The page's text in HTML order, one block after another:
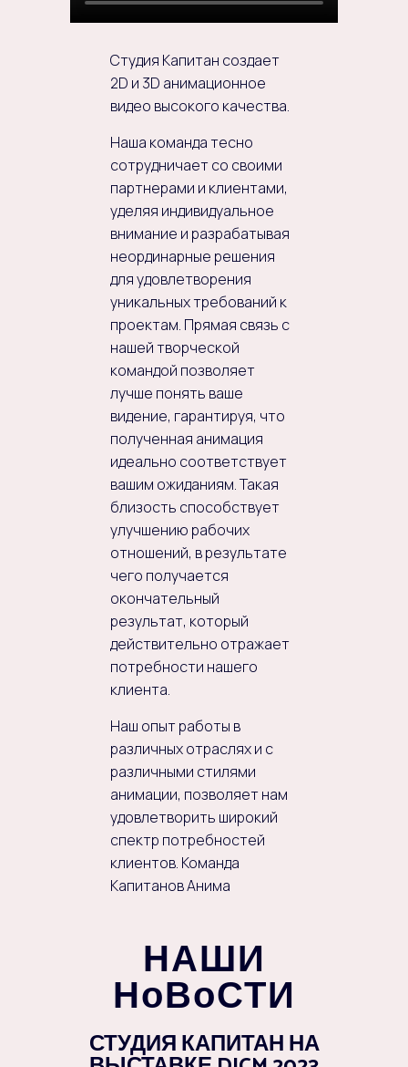
Студия Капитан создает
2D и 3D анимационное
видео высокого качества.
Наша команда тесно
сотрудничает со своими
партнерами и клиентами,
уделяя индивидуальное
внимание и разрабатывая
неординарные решения
для удовлетворения
уникальных требований к
проектам. Прямая связь с
нашей творческой
командой позволяет
лучше понять ваше
видение, гарантируя, что
полученная анимация
идеально соответствует
вашим ожиданиям. Такая
близость способствует
улучшению рабочих
отношений, в результате
чего получается
окончательный
результат, который
действительно отражает
потребности нашего
клиента.
Наш опыт работы в
различных отраслях и с
различными стилями
анимации, позволяет нам
удовлетворить широкий
спектр потребностей
клиентов. Команда
Капитанов Анима
НАШИ
НoВoСТИ
СТУДИЯ КАПИТАН НА